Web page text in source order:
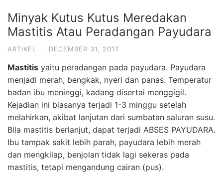
Minyak Kutus Kutus Meredakan
Mastitis Atau Peradangan Payudara
ARTIKEL · DECEMBER 31, 2017
Mastitis yaitu peradangan pada payudara. Payudara
menjadi merah, bengkak, nyeri dan panas. Temperatur
badan ibu meninggi, kadang disertai menggigil.
Kejadian ini biasanya terjadi 1-3 minggu setelah
melahirkan, akibat lanjutan dari sumbatan saluran susu.
Bila mastitis berlanjut, dapat terjadi ABSES PAYUDARA.
Ibu tampak sakit lebih parah, payudara lebih merah
dan mengkilap, benjolan tidak lagi sekeras pada
mastitis, tetapi mengandung cairan (pus).